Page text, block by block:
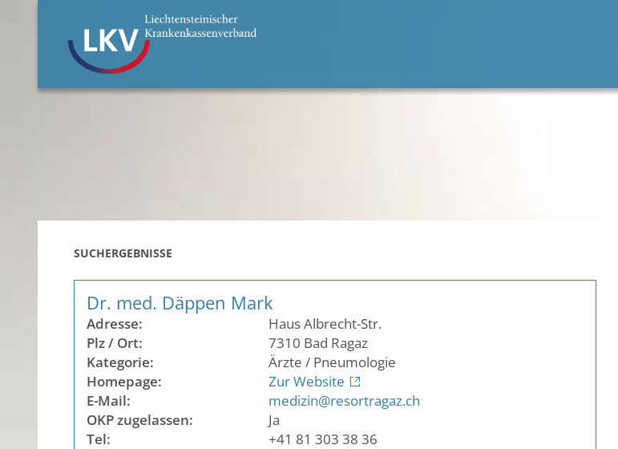
SUCHERGEBNISSE
Dr. med. Däppen Mark
Adresse:
Haus Albrecht-Str.
Plz / Ort:
7310 Bad Ragaz
Kategorie:
Ärzte / Pneumologie
Homepage:
Zur Website
E-Mail:
medizin@resortragaz.ch
OKP zugelassen:
Ja
Tel:
+41 81 303 38 36